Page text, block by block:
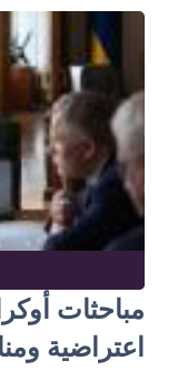
مباحثات
اعتراضية